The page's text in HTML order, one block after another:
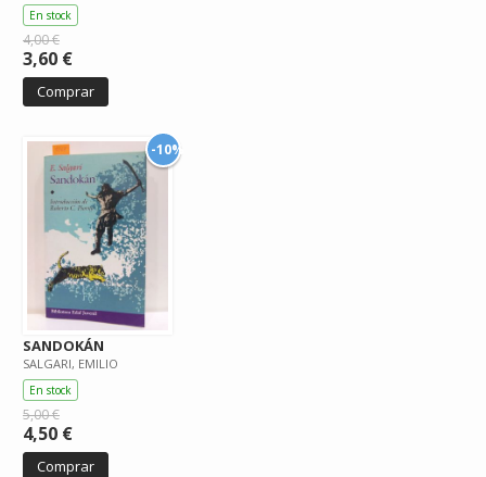
En stock
4,00 €
3,60 €
Comprar
-10%
SANDOKÁN
SALGARI, EMILIO
En stock
5,00 €
4,50 €
Comprar